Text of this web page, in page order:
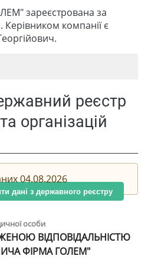
зареєстрована за
компанії є
реєстр
організацій
04.08.2026
дані з державного реєстру
особи
ВІДПОВІДАЛЬНІСТЮ
ФІРМА ГОЛЕМ"